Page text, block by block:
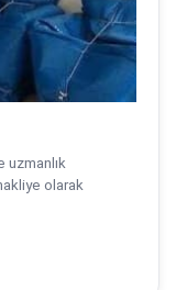
uzmanlık
olarak